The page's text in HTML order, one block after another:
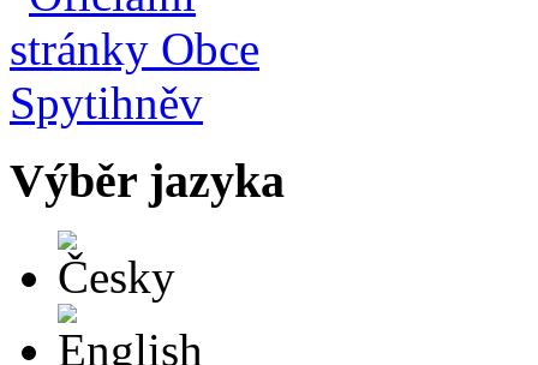
Výběr jazyka